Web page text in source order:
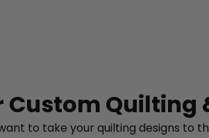
Custom
to take your quilting designs to